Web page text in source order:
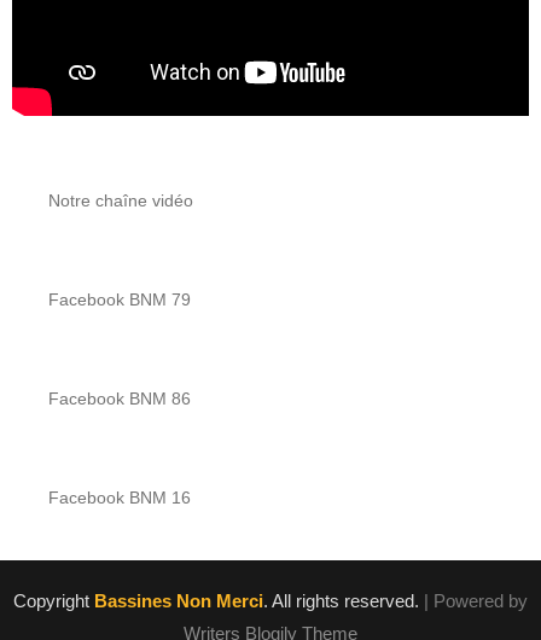
Notre chaîne vidéo
Facebook BNM 79
Facebook BNM 86
Facebook BNM 16
Copyright Bassines Non Merci. All rights reserved.
| Powered by
Writers Blogily Theme